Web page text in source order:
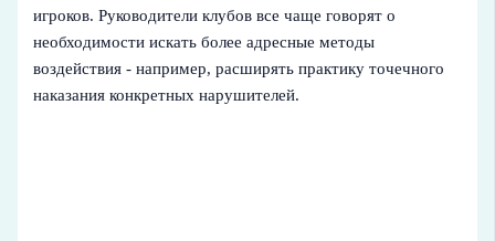
игроков. Руководители клубов все чаще говорят о
необходимости искать более адресные методы
воздействия - например, расширять практику точечного
наказания конкретных нарушителей.